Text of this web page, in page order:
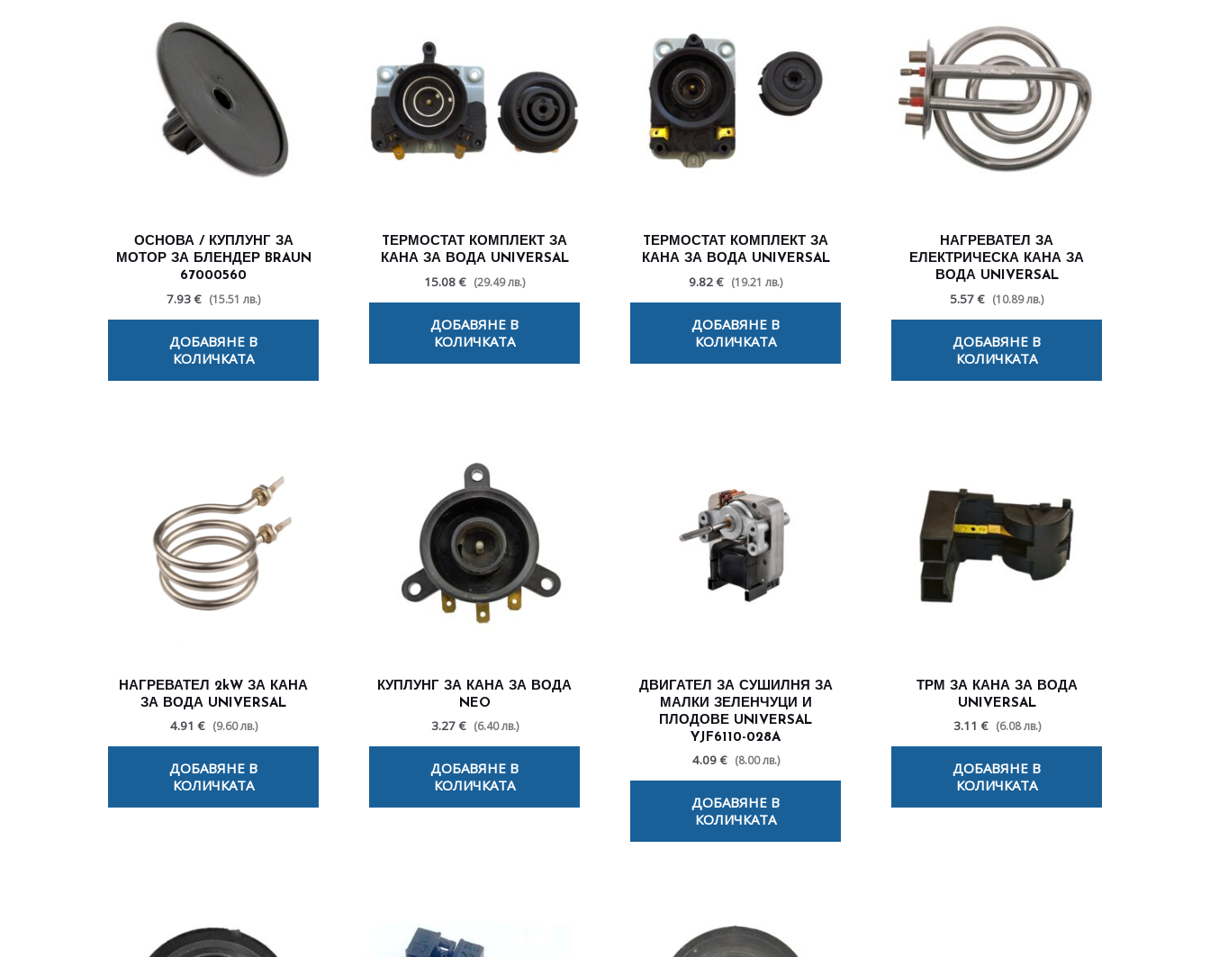
ОСНОВА / КУПЛУНГ ЗА
МОТОР ЗА БЛЕНДЕР BRAUN
67000560
7.93 € (15.51 лв.)
ДОБАВЯНЕ В
КОЛИЧКАТА
TЕРМОСТАТ КОМПЛЕКТ ЗА
КАНА ЗА ВОДА UNIVERSAL
15.08 € (29.49 лв.)
ДОБАВЯНЕ В
КОЛИЧКАТА
TЕРМОСТАТ КОМПЛЕКТ ЗА
КАНА ЗА ВОДА UNIVERSAL
9.82 € (19.21 лв.)
ДОБАВЯНЕ В
КОЛИЧКАТА
НАГРЕВАТЕЛ ЗА
ЕЛЕКТРИЧЕСКА КАНА ЗА
ВОДА UNIVERSAL
5.57 € (10.89 лв.)
ДОБАВЯНЕ В
КОЛИЧКАТА
НАГРЕВАТЕЛ 2kW ЗА КАНА
ЗА ВОДА UNIVERSAL
4.91 € (9.60 лв.)
ДОБАВЯНЕ В
КОЛИЧКАТА
КУПЛУНГ ЗА КАНА ЗА ВОДА
NEO
3.27 € (6.40 лв.)
ДОБАВЯНЕ В
КОЛИЧКАТА
ДВИГАТЕЛ ЗА СУШИЛНЯ ЗА
МАЛКИ ЗЕЛЕНЧУЦИ И
ПЛОДОВЕ UNIVERSAL
YJF6110-028A
4.09 € (8.00 лв.)
ДОБАВЯНЕ В
КОЛИЧКАТА
ТРМ ЗА КАНА ЗА ВОДА
UNIVERSAL
3.11 € (6.08 лв.)
ДОБАВЯНЕ В
КОЛИЧКАТА